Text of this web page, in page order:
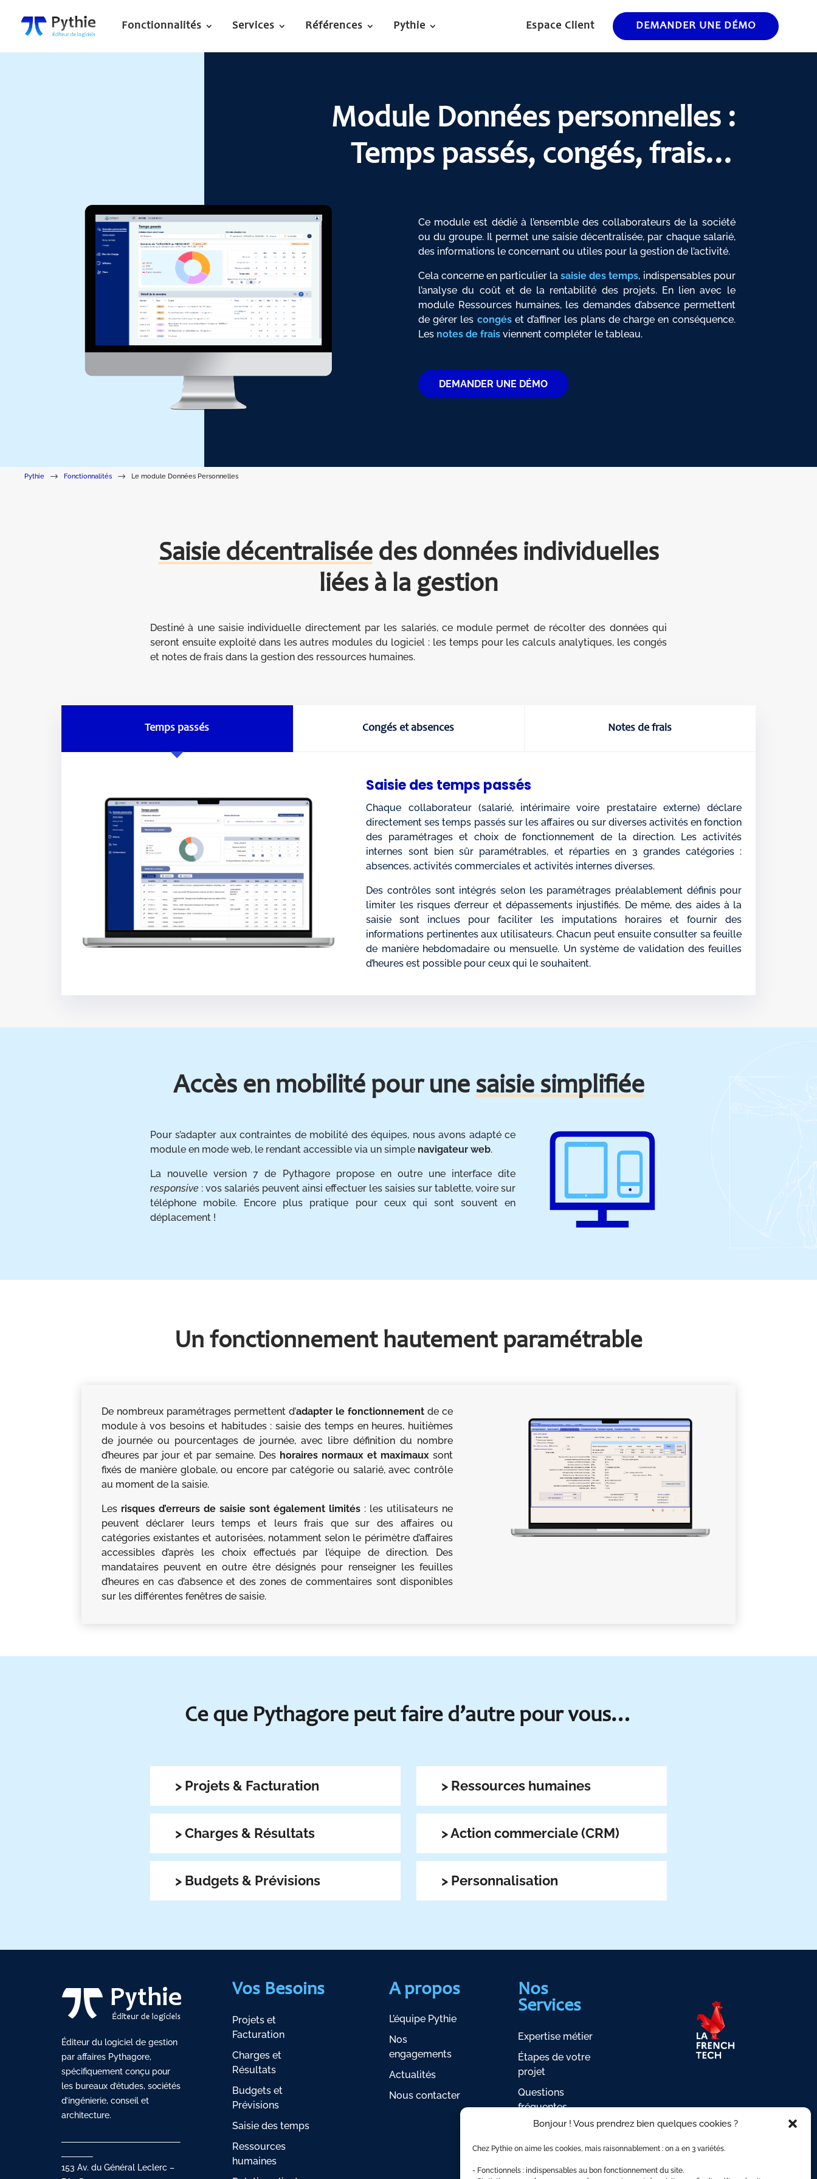
Bonjour ! Vous prendrez bien quelques cookies ?
Chez Pythie on aime les cookies, mais raisonnablement : on a en 3 variétés.
- Fonctionnels : indispensables au bon fonctionnement du site.
Fonctionnalités Services Références Pythie Espace Client DEMANDER UNE DÉMO
Module Données personnelles :
Temps passés, congés, frais…
Ce module est dédié à l’ensemble des collaborateurs de la société
ou du groupe. Il permet une saisie décentralisée, par chaque salarié,
des informations le concernant ou utiles pour la gestion de l’activité.
Cela concerne en particulier lasaisie des temps, indispensables pour
l’analyse du coût et de la rentabilité des projets. En lien avec le
module Ressources humaines, les demandes d’absence permettent
de gérer les congés et d’affiner les plans de charge en conséquence.
Les notes de fraisviennent compléter le tableau.
DEMANDER UNE DÉMO
Pythie $ Fonctionnalités $ Le module Données Personnelles
Saisie décentraliséedes données individuelles
liées à la gestion
Destiné à une saisie individuelle directement par les salariés, ce module permet de récolter des données qui
seront ensuite exploité dans les autres modules du logiciel : les temps pour les calculs analytiques, les congés
et notes de frais dans la gestion des ressources humaines.
Temps passés Congés et absences Notes de frais
Saisie des temps passés
Chaque collaborateur (salarié, intérimaire voire prestataire externe) déclare
directement ses temps passés sur les affaires ou sur diverses activités en fonction
des paramétrages et choix de fonctionnement de la direction. Les activités
internes sont bien sûr paramétrables, et réparties en 3 grandes catégories :
absences, activités commerciales et activités internes diverses.
Des contrôles sont intégrés selon les paramétrages préalablement définis pour
limiter les risques d’erreur et dépassements injustifiés. De même, des aides à la
saisie sont inclues pour faciliter les imputations horaires et fournir des
informations pertinentes aux utilisateurs. Chacun peut ensuite consulter sa feuille
de manière hebdomadaire ou mensuelle. Un système de validation des feuilles
d’heures est possible pour ceux qui le souhaitent.
Accès en mobilité pour une saisie simplifiée
Pour s’adapter aux contraintes de mobilité des équipes, nous avons adapté ce
module en mode web, le rendant accessible via un simple navigateur web.
La nouvelle version 7 de Pythagore propose en outre une interface dite
responsive : vos salariés peuvent ainsi effectuer les saisies sur tablette, voire sur
téléphone mobile. Encore plus pratique pour ceux qui sont souvent en
déplacement !
Un fonctionnement hautement paramétrable
De nombreux paramétrages permettent d’adapter le fonctionnement de ce
module à vos besoins et habitudes : saisie des temps en heures, huitièmes
de journée ou pourcentages de journée, avec libre définition du nombre
d’heures par jour et par semaine. Des horaires normaux et maximaux sont
fixés de manière globale, ou encore par catégorie ou salarié, avec contrôle
au moment de la saisie.
Les risques d’erreurs de saisie sont également limités: les utilisateurs ne
peuvent déclarer leurs temps et leurs frais que sur des affaires ou
catégories existantes et autorisées, notamment selon le périmètre d’affaires
accessibles d’après les choix effectués par l’équipe de direction. Des
mandataires peuvent en outre être désignés pour renseigner les feuilles
d’heures en cas d’absence et des zones de commentaires sont disponibles
sur les différentes fenêtres de saisie.
Ce que Pythagore peut faire d’autre pour vous…
> Projets & Facturation
>Charges & Résultats
> Budgets & Prévisions
>Ressources humaines
>Action commerciale (CRM)
>Personnalisation
Éditeur du logiciel de gestion
par affaires Pythagore,
spécifiquement conçu pour
les bureaux d’études, sociétés
d’ingénierie, conseil et
architecture.
153 Av. du Général Leclerc –
Vos Besoins
Projets et
Facturation
Charges et
Résultats
Budgets et
Prévisions
Saisie des temps
Ressources
humaines
A propos
L’équipe Pythie
Nos
engagements
Actualités
Nous contacter
Nos
Services
Expertise métier
Étapes de votre
projet
Questions
fréquentes
Indices de révision
Espace Client